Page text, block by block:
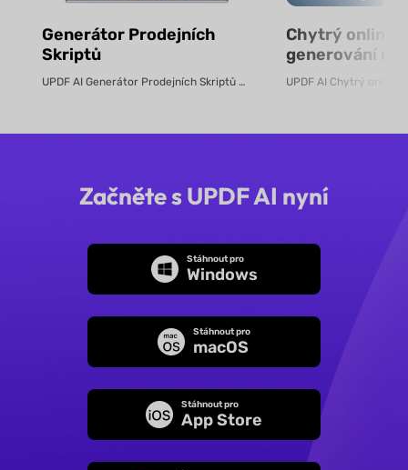
Generátor Prodejních
Skriptů
UPDF AI Generátor Prodejních Skriptů UPDF AI převádí produktové PDF...
Chytrý online
generování
pomocí AI –
Začněte s UPDF AI nyní
Stáhnout pro
Windows
Stáhnout pro
macOS
Stáhnout pro
App Store